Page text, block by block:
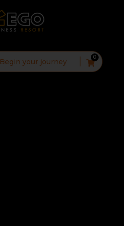
Begin your journey 0